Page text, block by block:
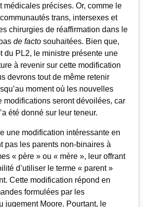
médicales précises. Or, comme le
trans, intersexes et
chirurgies de réaffirmation dans le
de factosouhaitées. Bien que,
du PL2, le ministre présente une
à revenir sur cette modification
devrons tout de même retenir
moment où les nouvelles
modifications seront dévoilées, car
été donné sur leur teneur.
une modification intéressante en
pas les parents non-binaires à
« père » ou « mère », leur offrant
d’utiliser le terme « parent »
Cette modification répond en
formulées par les
jugement Moore. Pourtant, le